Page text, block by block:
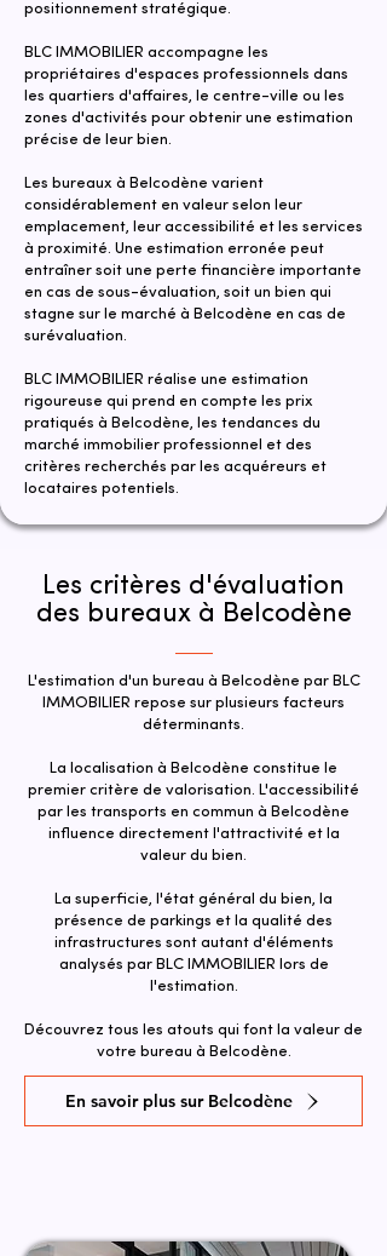
positionnement stratégique.
BLC IMMOBILIER accompagne les
propriétaires d'espaces professionnels dans
les quartiers d'affaires, le centre-ville ou les
zones d'activités pour obtenir une estimation
précise de leur bien.
​Les bureaux à Belcodène varient
considérablement en valeur selon leur
emplacement, leur accessibilité et les services
à proximité. Une estimation erronée peut
entraîner soit une perte financière importante
en cas de sous-évaluation, soit un bien qui
stagne sur le marché à Belcodène en cas de
surévaluation.
​​BLC IMMOBILIER réalise une estimation
rigoureuse qui prend en compte les prix
pratiqués à Belcodène, les tendances du
marché immobilier professionnel et des
critères recherchés par les acquéreurs et
locataires potentiels.
Les critères d'évaluation
des bureaux à Belcodène
L'estimation d'un bureau à Belcodène par BLC
IMMOBILIER repose sur plusieurs facteurs
déterminants.
La localisation à Belcodène constitue le
premier critère de valorisation. L'accessibilité
par les transports en commun à Belcodène
influence directement l'attractivité et la
valeur du bien.​
La superficie, l'état général du bien, la
présence de parkings et la qualité des
infrastructures sont autant d'éléments
analysés par BLC IMMOBILIER lors de
l'estimation.
Découvrez tous les atouts qui font la valeur de
votre bureau à Belcodène.
En savoir plus sur Belcodène